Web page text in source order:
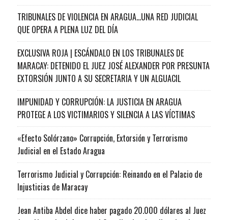
TRIBUNALES DE VIOLENCIA EN ARAGUA…UNA RED JUDICIAL
QUE OPERA A PLENA LUZ DEL DÍA
EXCLUSIVA ROJA | ESCÁNDALO EN LOS TRIBUNALES DE
MARACAY: DETENIDO EL JUEZ JOSÉ ALEXANDER POR PRESUNTA
EXTORSIÓN JUNTO A SU SECRETARIA Y UN ALGUACIL
IMPUNIDAD Y CORRUPCIÓN: LA JUSTICIA EN ARAGUA
PROTEGE A LOS VICTIMARIOS Y SILENCIA A LAS VÍCTIMAS
«Efecto Solórzano» Corrupción, Extorsión y Terrorismo
Judicial en el Estado Aragua
Terrorismo Judicial y Corrupción: Reinando en el Palacio de
Injusticias de Maracay
Jean Antiba Abdel dice haber pagado 20.000 dólares al Juez